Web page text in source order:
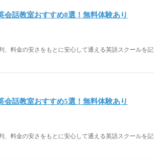
会話教室おすすめ8選！無料体験あり
料金の安さをもとに安心して通える英語スクールを記
会話教室おすすめ5選！無料体験あり
料金の安さをもとに安心して通える英語スクールを記